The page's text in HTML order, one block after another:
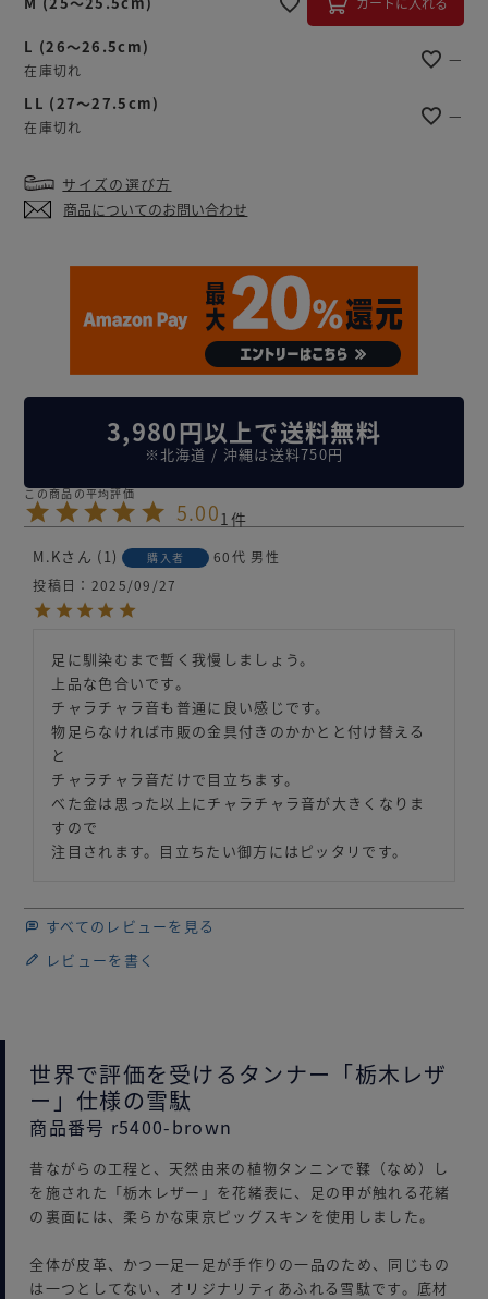
L (26～26.5cm)
在庫切れ
—
LL (27～27.5cm)
在庫切れ
—
サイズの選び方
商品についてのお問い合わせ
3,980円以上で送料無料
※北海道 / 沖縄は送料750円
5.00 1
M.K 1 購入者 60代 男性
投稿日
2025/09/27
足に馴染むまで暫く我慢しましょう。
上品な色合いです。
チャラチャラ音も普通に良い感じです。
物足らなければ市販の金具付きのかかとと付け替える
と
チャラチャラ音だけで目立ちます。
べた金は思った以上にチャラチャラ音が大きくなりま
すので
すべてのレビューを見る
レビューを書く
世界で評価を受けるタンナー「栃木レザ
ー」仕様の雪駄
商品番号 r5400-brown
昔ながらの工程と、天然由来の植物タンニンで鞣（なめ）し
を施された「栃木レザー」を花緒表に、足の甲が触れる花緒
の裏面には、柔らかな東京ピッグスキンを使用しました。
全体が皮革、かつ一足一足が手作りの一品のため、同じもの
は一つとしてない、オリジナリティあふれる雪駄です。底材